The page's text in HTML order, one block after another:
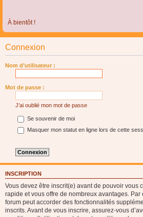
À bientôt !
Connexion
Nom d’utilisateur :
Mot de passe :
J’ai oublié mon mot de passe
Se souvenir de moi
Masquer mon statut en ligne lors de cette
INSCRIPTION
Vous devez être inscrit(e) avant de pouvoir vous
rapide et vous offre de nombreux avantages. Par
forum peut accorder des fonctionnalités
inscrits. Avant de vous inscrire, assurez-vous